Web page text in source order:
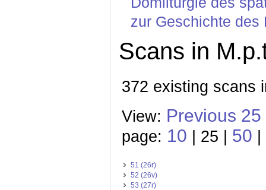
zur Geschichte des
Scans in
372 existing scans
View: Previous 25
page: 10 | 25 | 50
51 (26r)
52 (26v)
53 (27r)